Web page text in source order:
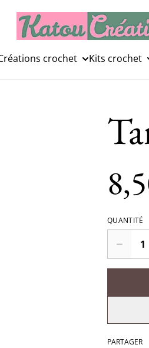
crochet Kits crochet
QUANTITÉ
PARTAGER